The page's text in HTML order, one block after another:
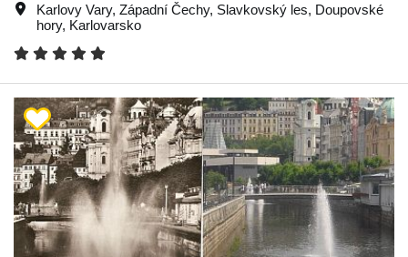
Karlovy Vary, Západní Čechy, Slavkovský les, Doupovské
hory, Karlovarsko